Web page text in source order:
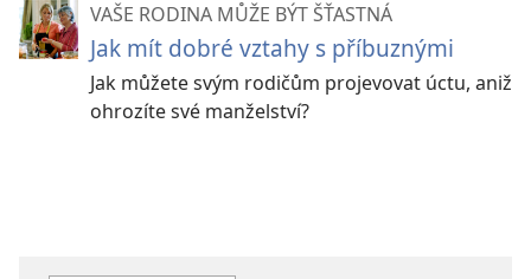
VAŠE RODINA MŮŽE BÝT ŠŤASTNÁ
Jak mít dobré vztahy s příbuznými
Jak můžete svým rodičům projevovat úctu, aniž
ohrozíte své manželství?